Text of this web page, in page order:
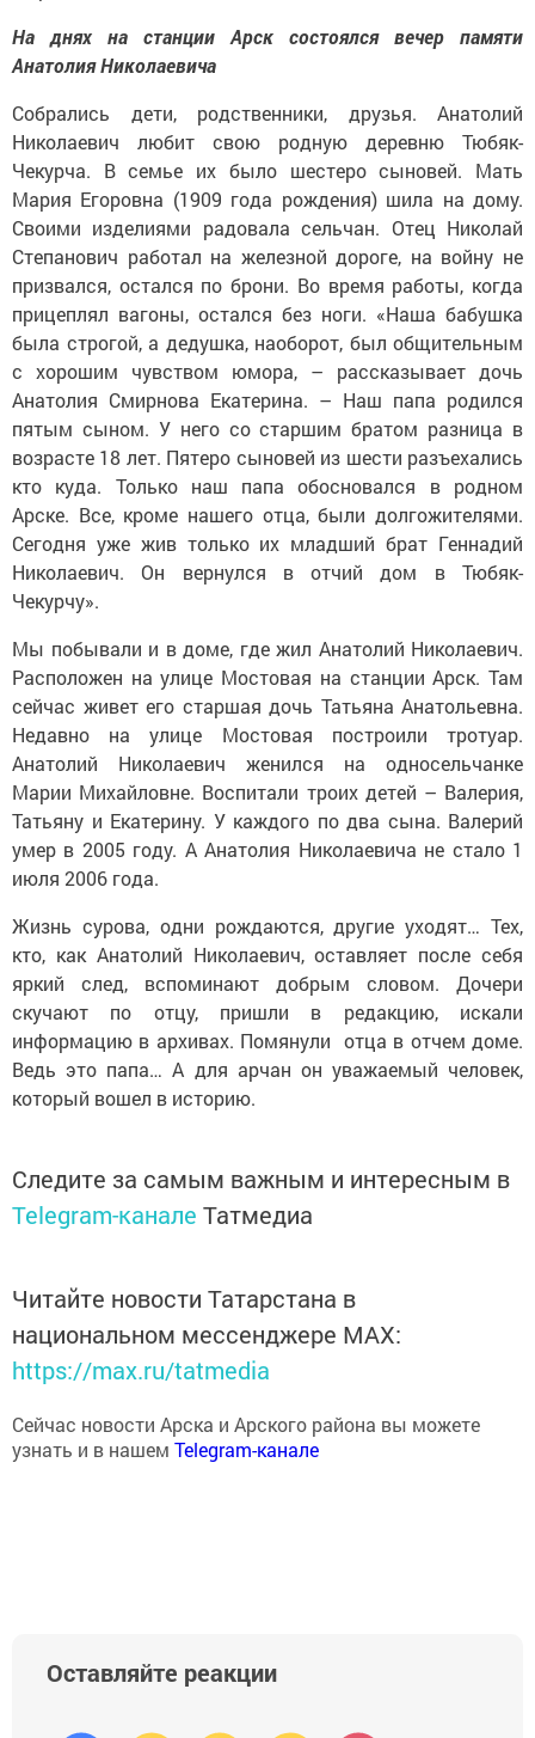
На днях на станции Арск состоялся вечер памяти
Анатолия Николаевича
Собрались дети, родственники, друзья. Анатолий
Николаевич любит свою родную деревню Тюбяк-
Чекурча. В семье их было шестеро сыновей. Мать
Мария Егоровна (1909 года рождения) шила на дому.
Своими изделиями радовала сельчан. Отец Николай
Степанович работал на железной дороге, на войну не
призвался, остался по брони. Во время работы, когда
прицеплял вагоны, остался без ноги. «Наша бабушка
была строгой, а дедушка, наоборот, был общительным
с хорошим чувством юмора, – рассказывает дочь
Анатолия Смирнова Екатерина. – Наш папа родился
пятым сыном. У него со старшим братом разница в
возрасте 18 лет. Пятеро сыновей из шести разъехались
кто куда. Только наш папа обосновался в родном
Арске. Все, кроме нашего отца, были долгожителями.
Сегодня уже жив только их младший брат Геннадий
Николаевич. Он вернулся в отчий дом в Тюбяк-
Чекурчу».
Мы побывали и в доме, где жил Анатолий Николаевич.
Расположен на улице Мостовая на станции Арск. Там
сейчас живет его старшая дочь Татьяна Анатольевна.
Недавно на улице Мостовая построили тротуар.
Анатолий Николаевич женился на односельчанке
Марии Михайловне. Воспитали троих детей – Валерия,
Татьяну и Екатерину. У каждого по два сына. Валерий
умер в 2005 году. А Анатолия Николаевича не стало 1
июля 2006 года.
Жизнь сурова, одни рождаются, другие уходят… Тех,
кто, как Анатолий Николаевич, оставляет после себя
яркий след, вспоминают добрым словом. Дочери
скучают по отцу, пришли в редакцию, искали
информацию в архивах. Помянули отца в отчем доме.
Ведь это папа… А для арчан он уважаемый человек,
который вошел в историю.
Следите за самым важным и интересным в
Telegram-канале Татмедиа
Читайте новости Татарстана в
национальном мессенджере MАХ:
https://max.ru/tatmedia
Сейчас новости Арска и Арского района вы можете
узнать и в нашем Telegram-канале
Оставляйте реакции